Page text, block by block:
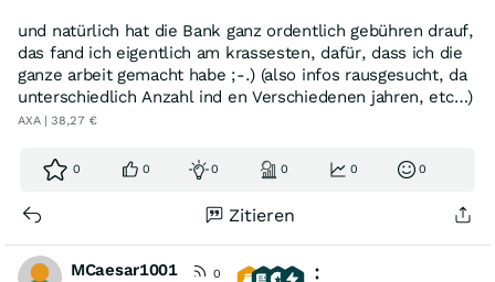
und natürlich hat die Bank ganz ordentlich gebühren drauf,
das fand ich eigentlich am krassesten, dafür, dass ich die
ganze arbeit gemacht habe ;-.) (also infos rausgesucht, da
unterschiedlich Anzahl ind en Verschiedenen jahren, etc…)
AXA | 38,27 €
0 0 0 0 0 0
Zitieren
MCaesar1001
0